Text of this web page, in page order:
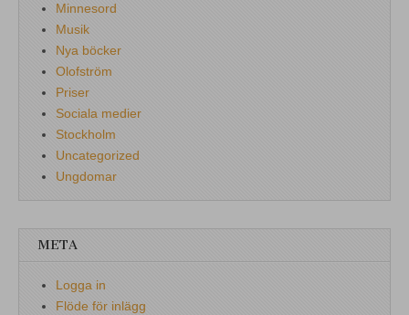
Minnesord
Musik
Nya böcker
Olofström
Priser
Sociala medier
Stockholm
Uncategorized
Ungdomar
META
Logga in
Flöde för inlägg